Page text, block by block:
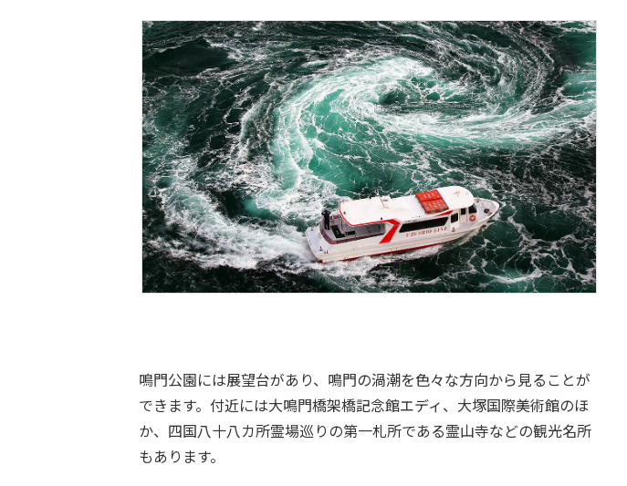
鳴門公園には展望台があり、鳴門の渦潮を色々な方向から見ることが
できます。付近には大鳴門橋架橋記念館エディ、大塚国際美術館のほ
か、四国八十八カ所霊場巡りの第一札所である霊山寺などの観光名所
もあります。